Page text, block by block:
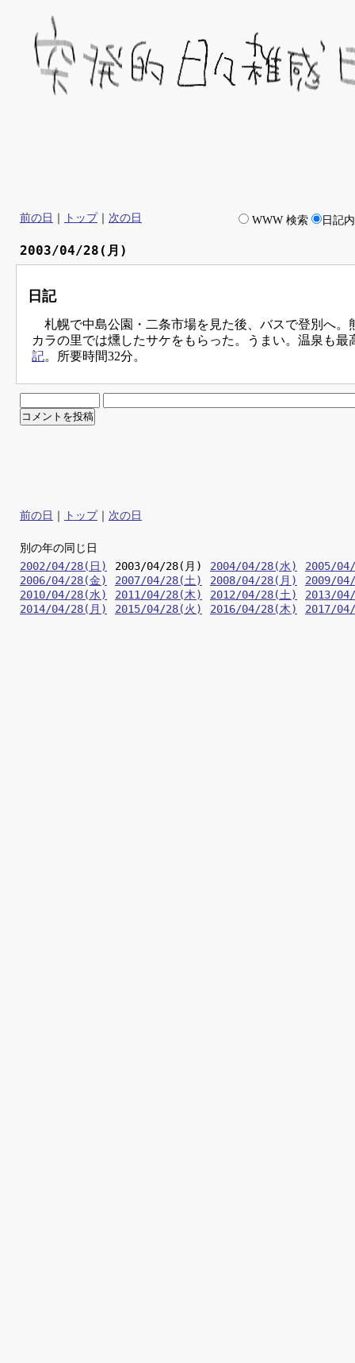
WWW 検索 日記
前の日 トップ 次の日
2003/04/28(月)
日記
札幌で中島公園・二条市場を見た後、バスで登別へ。
カラの里では燻したサケをもらった。うまい。温泉も最
記。所要時間32分。
前の日 トップ 次の日
別の年の同じ日
2002/04/28(日)
2003/04/28(月) 2004/04/28(水)
2005/
2006/04/28(金)
2007/04/28(土) 2008/04/28(月)
2009/
2010/04/28(水)
2011/04/28(木) 2012/04/28(土)
2013/
2014/04/28(月)
2015/04/28(火) 2016/04/28(木) 2017/